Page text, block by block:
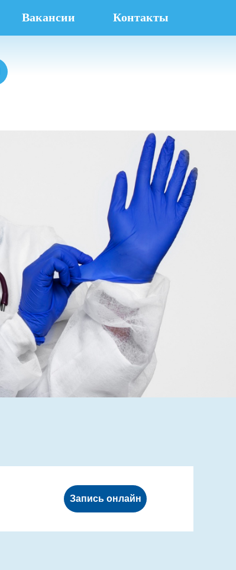
Вакансии Контакты
Запись онлайн